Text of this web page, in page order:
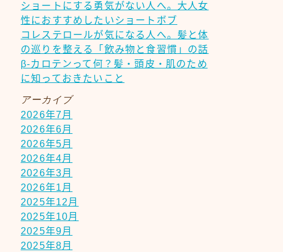
ショートにする勇気がない人へ。大人女
性におすすめしたいショートボブ
コレステロールが気になる人へ。髪と体
の巡りを整える「飲み物と食習慣」の話
β-カロテンって何？髪・頭皮・肌のため
に知っておきたいこと
アーカイブ
2026年7月
2026年6月
2026年5月
2026年4月
2026年3月
2026年1月
2025年12月
2025年10月
2025年9月
2025年8月